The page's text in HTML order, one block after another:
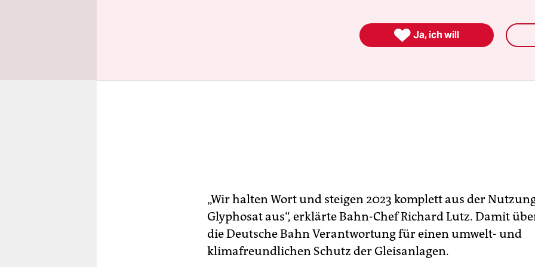
„Wir halten Wort und steigen 2023 komplett aus der
Glyphosat aus“, erklärte Bahn-Chef Richard Lutz. Damit
die Deutsche Bahn Verantwortung für einen umwelt- und
klimafreundlichen Schutz der Gleisanlagen.
 Ja, ich will